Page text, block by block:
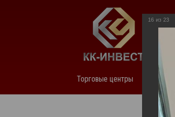
Торговые центры О компании
16 из 23